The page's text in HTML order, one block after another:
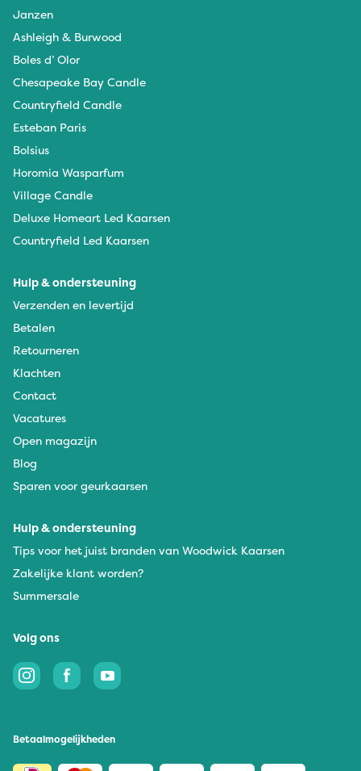
Janzen
Ashleigh & Burwood
Boles d’ Olor
Chesapeake Bay Candle
Countryfield Candle
Esteban Paris
Bolsius
Horomia Wasparfum
Village Candle
Deluxe Homeart Led Kaarsen
Countryfield Led Kaarsen
Hulp & ondersteuning
Verzenden en levertijd
Betalen
Retourneren
Klachten
Contact
Vacatures
Open magazijn
Blog
Sparen voor geurkaarsen
Hulp & ondersteuning
Tips voor het juist branden van Woodwick Kaarsen
Zakelijke klant worden?
Summersale
Volg ons
Betaalmogelijkheden